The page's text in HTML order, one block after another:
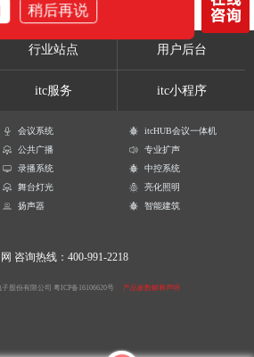
行业站点 用户后台
itc服务 itc小程序
会议系统
itcHUB会议一体机
公共广播
专业扩声
录播系统
中控系统
舞台灯光
亮化照明
扬声器
智能建筑
咨询热线：400-991-2218
股份有限公司 粤ICP备16106620号 产品参数解释声明
稍后再说